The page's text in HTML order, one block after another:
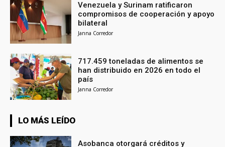
Venezuela y Surinam ratificaron
compromisos de cooperación y apoyo
bilateral
Janna Corredor
717.459 toneladas de alimentos se
han distribuido en 2026 en todo el
país
Janna Corredor
LO MÁS LEÍDO
Asobanca otorgará créditos y